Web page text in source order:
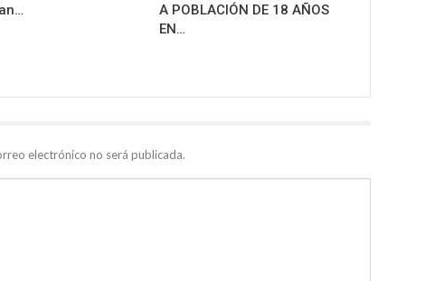
A POBLACIÓN DE 18 AÑOS
EN…
electrónico no será publicada.